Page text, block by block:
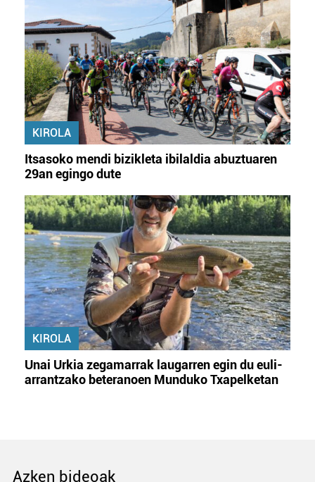
KIROLA
Itsasoko mendi bizikleta ibilaldia abuztuaren
29an egingo dute
KIROLA
Unai Urkia zegamarrak laugarren egin du euli-
arrantzako beteranoen Munduko Txapelketan
Azken bideoak